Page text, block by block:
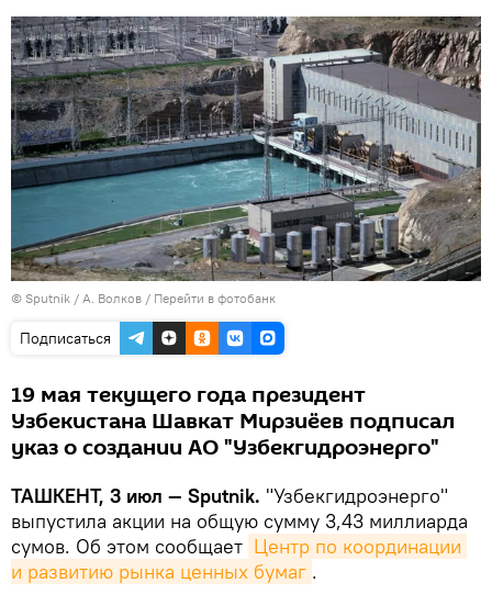
© Sputnik / А. Волков / Перейти в фотобанк
Подписаться
19 мая текущего года президент
Узбекистана Шавкат Мирзиёев подписал
указ о создании АО "Узбекгидроэнерго"
ТАШКЕНТ, 3 июл — Sputnik. "Узбекгидроэнерго"
выпустила акции на общую сумму 3,43 миллиарда
сумов. Об этом сообщает Центр по координации
и развитию рынка ценных бумаг .